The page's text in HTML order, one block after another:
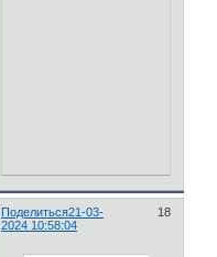
Поделиться 18
21-03-
2024 10:58:04